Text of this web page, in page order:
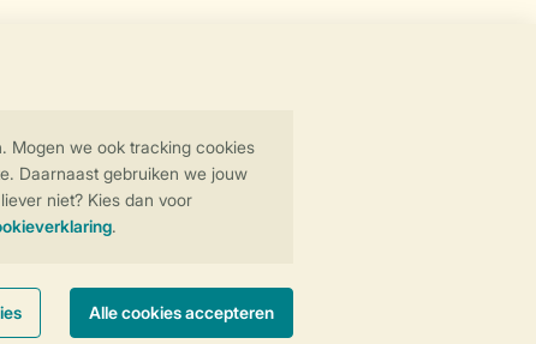
© 2026 Landal